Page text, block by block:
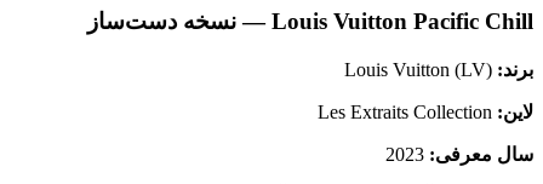
Louis Vuitton Pacific Chill — نسخه دست‌ساز
برند:
لاین:
سال معرفی: